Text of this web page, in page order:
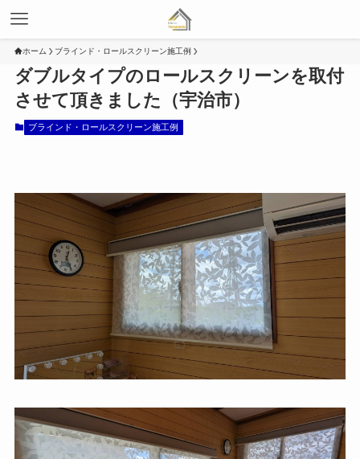
ホーム ブラインド・ロールスクリーン施工例
ダブルタイプのロールスクリーンを取付
させて頂きました（宇治市）
ブラインド・ロールスクリーン施工例